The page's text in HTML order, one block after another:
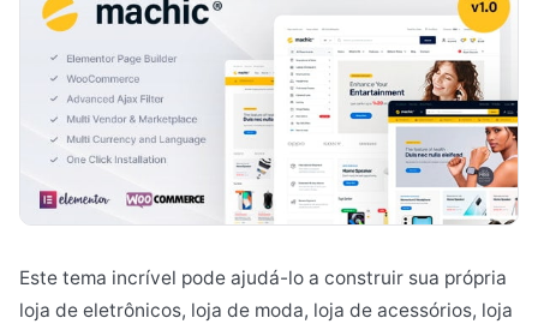
Este tema incrível pode ajudá-lo a construir sua própria
loja de eletrônicos, loja de moda, loja de acessórios, loja